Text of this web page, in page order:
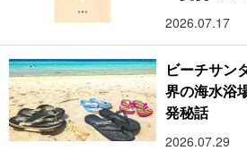
2026.07.17
ビーチサン
界の海水浴
発秘話
2026.07.29